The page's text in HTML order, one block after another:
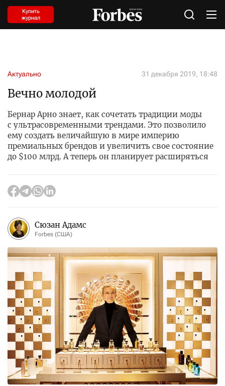
Купить
журнал
Актуально 31 декабря 2019, 18:48
Вечно молодой
Бернар Арно знает, как сочетать традиции моды
с ультрасовременными трендами. Это позволило
ему создать величайшую в мире империю
премиальных брендов и увеличить свое состояние
до $100 млрд. А теперь он планирует расширяться
Сюзан Адамс
Forbes (США)